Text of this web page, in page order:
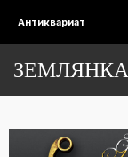
Антиквариат
ЗЕМЛЯНКА